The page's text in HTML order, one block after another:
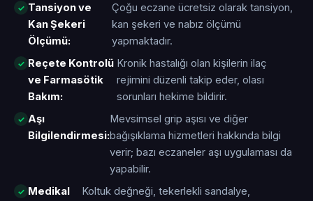
Tansiyon ve
Kan Şekeri
Ölçümü:
Çoğu eczane ücretsiz olarak tansiyon,
kan şekeri ve nabız ölçümü
yapmaktadır.
Reçete Kontrolü
ve Farmasötik
Bakım:
Kronik hastalığı olan kişilerin ilaç
rejimini düzenli takip eder, olası
sorunları hekime bildirir.
Aşı
Bilgilendirmesi:
Mevsimsel grip aşısı ve diğer
bağışıklama hizmetleri hakkında bilgi
verir; bazı eczaneler aşı uygulaması da
yapabilir.
Medikal
Koltuk değneği, tekerlekli sandalye,